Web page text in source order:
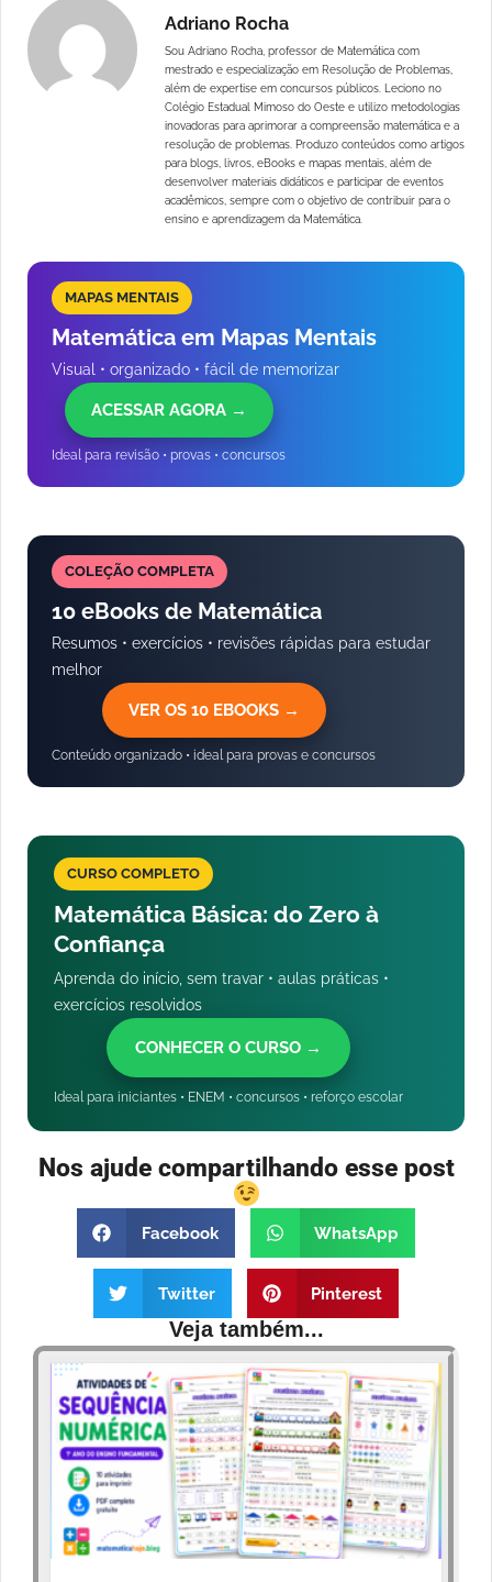
Adriano Rocha
Sou Adriano Rocha, professor de Matemática com
mestrado e especialização em Resolução de Problemas,
além de expertise em concursos públicos. Leciono no
Colégio Estadual Mimoso do Oeste e utilizo metodologias
inovadoras para aprimorar a compreensão matemática e a
resolução de problemas. Produzo conteúdos como artigos
para blogs, livros, eBooks e mapas mentais, além de
desenvolver materiais didáticos e participar de eventos
acadêmicos, sempre com o objetivo de contribuir para o
ensino e aprendizagem da Matemática.
MAPAS MENTAIS
Matemática em Mapas Mentais
Visual • organizado • fácil de memorizar
ACESSAR AGORA →
Ideal para revisão • provas • concursos
COLEÇÃO COMPLETA
10 eBooks de Matemática
Resumos • exercícios • revisões rápidas para estudar
melhor
VER OS 10 EBOOKS →
Conteúdo organizado • ideal para provas e concursos
CURSO COMPLETO
Matemática Básica: do Zero à
Confiança
Aprenda do início, sem travar • aulas práticas •
exercícios resolvidos
CONHECER O CURSO →
Ideal para iniciantes • ENEM • concursos • reforço escolar
Nos ajude compartilhando esse post
Facebook WhatsApp
Twitter Pinterest
Veja também...